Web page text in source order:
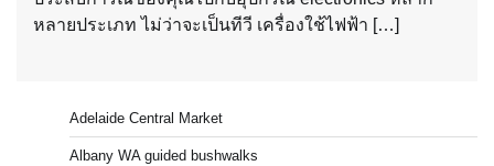
หลายประเภท ไม่ว่าจะเป็นทีวี เครื่องใช้ไฟฟ้า […]
Adelaide Central Market
Albany WA guided bushwalks